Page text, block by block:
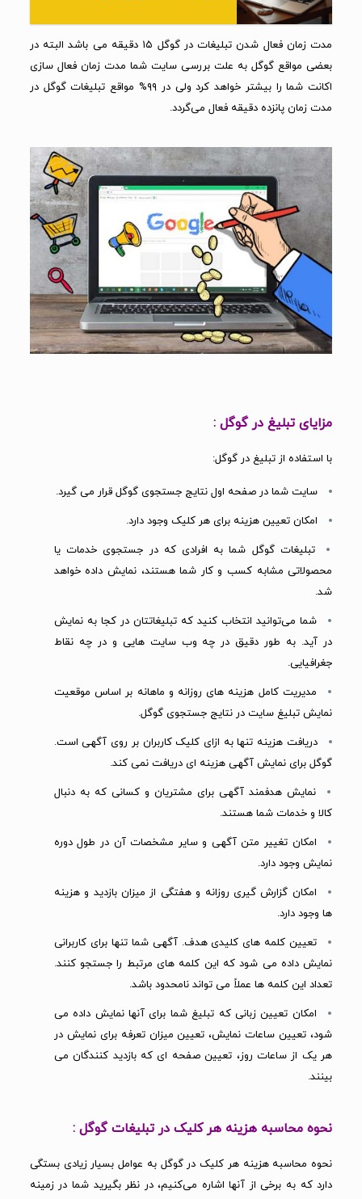
مدت زمان فعال شدن تبلیغات در گوگل ۱۵ دقیقه می باشد البته در
بعضی مواقع گوگل به علت بررسی سایت شما مدت زمان فعال سازی
اکانت شما را بیشتر خواهد کرد ولی در ۹۹% مواقع تبلیغات گوگل در
مدت زمان پانزده دقیقه فعال می‌گردد.
مزایای تبلیغ در گوگل :
با استفاده از تبلیغ در گوگل:
سایت شما در صفحه اول نتایج جستجوی گوگل قرار می گیرد.
امکان تعیین هزینه برای هر کلیک وجود دارد.
تبلیغات گوگل شما به افرادی که در جستجوی خدمات یا
محصولاتی مشابه کسب و کار شما هستند، نمایش داده خواهد
شد.
شما می‌توانید انتخاب کنید که تبلیغاتتان در کجا به نمایش
در آید. به طور دقیق در چه وب سایت‌ هایی و در چه نقاط
جغرافیایی.
مدیریت کامل هزینه های روزانه و ماهانه بر اساس موقعیت
نمایش تبلیغ سایت در نتایج جستجوی گوگل.
دریافت هزینه تنها به ازای کلیک کاربران بر روی آگهی است.
گوگل برای نمایش آگهی هزینه ای دریافت نمی کند.
نمایش هدفمند آگهی برای مشتریان و کسانی که به دنبال
کالا و خدمات شما هستند.
امکان تغییر متن آگهی و سایر مشخصات آن در طول دوره
نمایش وجود دارد.
امکان گزارش گیری روزانه و هفتگی از میزان بازدید و هزینه
ها وجود دارد.
تعیین کلمه های کلیدی هدف. آگهی شما تنها برای کاربرانی
نمایش داده می شود که این کلمه های مرتبط را جستجو کنند.
تعداد این کلمه ها عملاً می تواند نامحدود باشد.
امکان تعیین زبانی که تبلیغ شما برای آنها نمایش داده می
شود، تعیین ساعات نمایش، تعیین میزان تعرفه برای نمایش در
هر یک از ساعات روز، تعیین صفحه ای که بازدید کنندگان می
بینند.
نحوه محاسبه هزینه هر کلیک در تبلیغات گوگل :
نحوه محاسبه هزینه هر کلیک در گوگل به عوامل بسیار زیادی بستگی
دارد که به برخی از آنها اشاره می‌کنیم، در نظر بگیرید شما در زمینه